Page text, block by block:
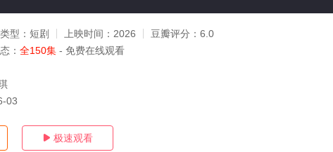
类型： 短剧 上映时间： 2026 豆瓣评分： 6.0
： 全150集 - 免费在线观看
03
 极速观看